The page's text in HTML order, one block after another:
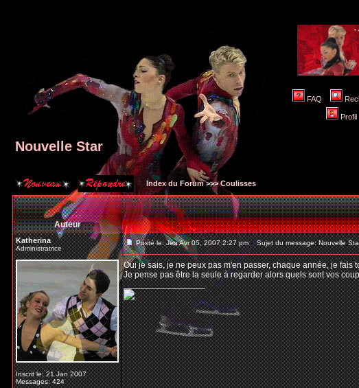
FAQ
Profil
Nouvelle Star
Index du Forum>>>Coulisses
Auteur
Katherina
Administratrice
Inscrit le: 21 Jan 2007
Messages: 424
Posté le: Jeu Avr 05, 2007 2:27 pm Sujet du message: Nouvelle
Oui je sais, je ne peux pas m'en passer, chaque année, je fais
Je pense pas être la seule à regarder alors quels sont vos
_________________